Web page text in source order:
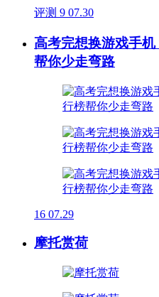
评测 9 07.30
高考完想换游戏手
帮你少走弯路
16 07.29
摩托赏荷